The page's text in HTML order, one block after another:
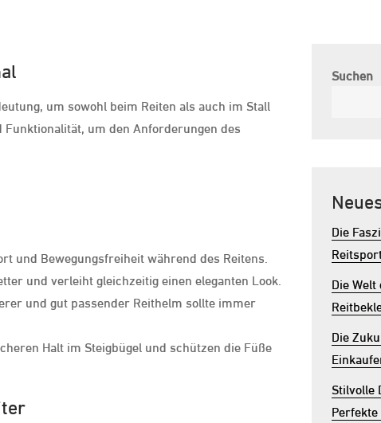
um sowohl beim Reiten als auch im Stall
um den Anforderungen des
und Bewegungsfreiheit während des Reitens.
und verleiht gleichzeitig einen eleganten Look.
und gut passender Reithelm sollte immer
Halt im Steigbügel und schützen die Füße
Suchen
Die
Die
Die
Stilvolle